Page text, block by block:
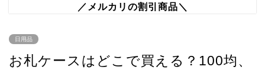
／メルカリの割引商品＼
日用品
お札ケースはどこで買える？100均、